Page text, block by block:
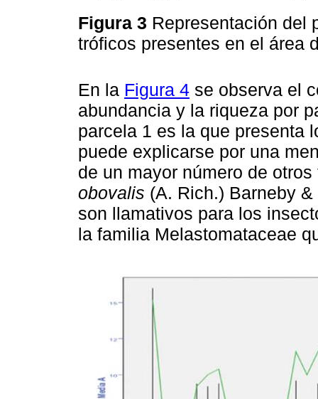
Figura 3 Representación del
tróficos presentes en el área
En la Figura 4 se observa el
abundancia y la riqueza por
parcela 1 es la que presenta
puede explicarse por una
de un mayor número de
obovalis (A. Rich.) Barneby
son llamativos para los
la familia Melastomataceae